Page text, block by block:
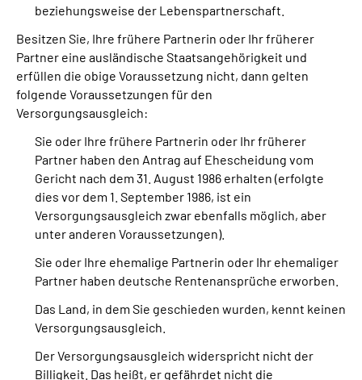
beziehungsweise der Lebenspartnerschaft.
Besitzen Sie, Ihre frühere Partnerin oder Ihr früherer
Partner eine ausländische Staatsangehörigkeit und
erfüllen die obige Voraussetzung nicht, dann gelten
folgende Voraussetzungen für den
Versorgungsausgleich:
Sie oder Ihre frühere Partnerin oder Ihr früherer
Partner haben den Antrag auf Ehescheidung vom
Gericht nach dem 31. August 1986 erhalten (erfolgte
dies vor dem 1. September 1986, ist ein
Versorgungsausgleich zwar ebenfalls möglich, aber
unter anderen Voraussetzungen).
Sie oder Ihre ehemalige Partnerin oder Ihr ehemaliger
Partner haben deutsche Rentenansprüche erworben.
Das Land, in dem Sie geschieden wurden, kennt keinen
Versorgungsausgleich.
Der Versorgungsausgleich widerspricht nicht der
Billigkeit. Das heißt, er gefährdet nicht die